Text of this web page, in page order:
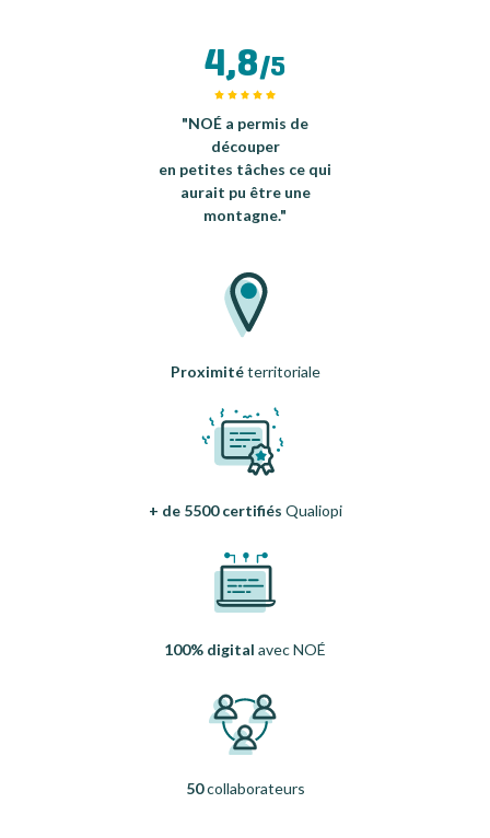
+ de 5500 certifiés Qualiopi
100% digital avec NOÉ
4,8/5
"NOÉ a permis de
découper
en petites tâches ce qui
aurait pu être une
montagne."
50collaborateurs
Proximitéterritoriale